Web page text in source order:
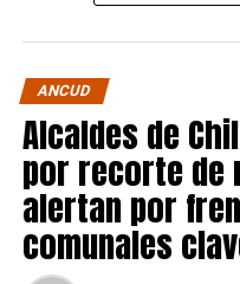
ANCUD
Alcaldes de
por recorte de
alertan por
comunales